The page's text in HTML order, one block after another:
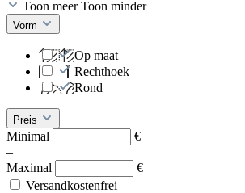
Toon meer Toon minder
Vorm
Op maat
Rechthoek
Rond
Preis
Minimal
€
–
Maximal
€
Versandkostenfrei